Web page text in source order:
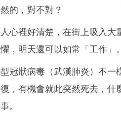
的，對不對？
心裡好清楚，在街上吸入大
，明天還可以如常「工作」。
冠狀病毒（武漢肺炎）不一
，有機會就此突然死去，什
。